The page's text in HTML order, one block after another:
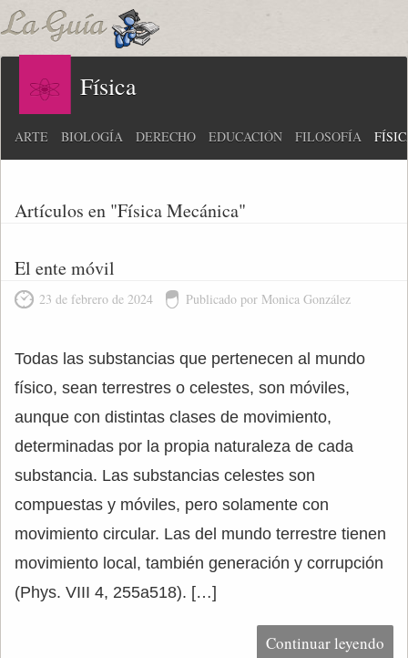
Física
ARTE BIOLOGÍA DERECHO EDUCACIÓN FILOSOFÍA
Artículos en "Física Mecánica"
El ente móvil
23 de febrero de 2024 Publicado por Monica González
Todas las substancias que pertenecen al mundo
físico, sean terrestres o celestes, son móviles,
aunque con distintas clases de movimiento,
determinadas por la propia naturaleza de cada
substancia. Las substancias celestes son
compuestas y móviles, pero solamente con
movimiento circular. Las del mundo terrestre tienen
movimiento local, también generación y corrupción
(Phys. VIII 4, 255a518). […]
Continuar leyendo